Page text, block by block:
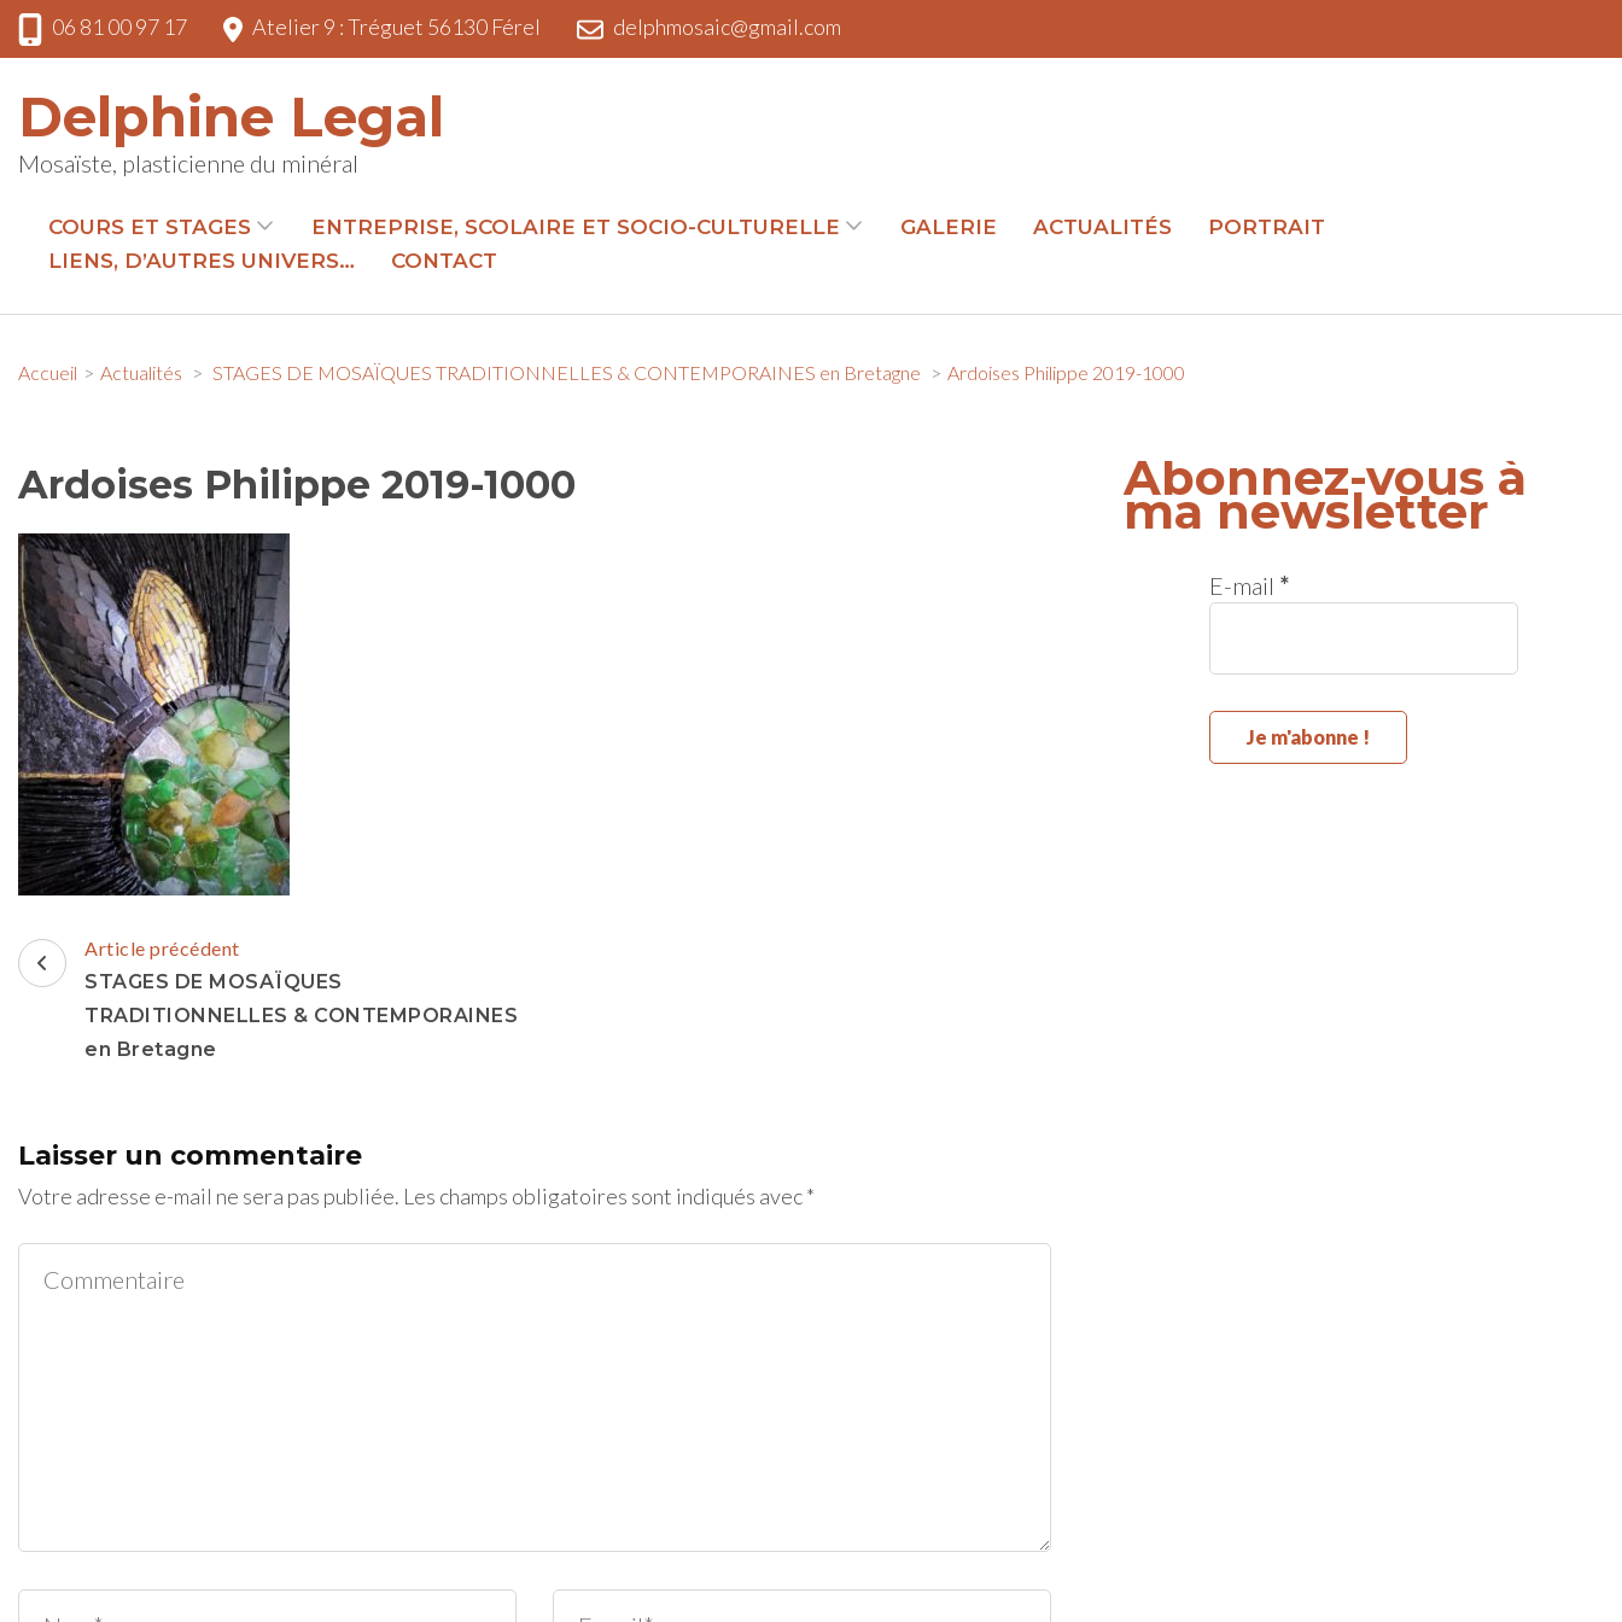
Aller
au
(Pressez
Entrée)
06 81 00 97 17 Atelier 9 : Tréguet 56130 Férel delphmosaic@gmail.com
Delphine Legal
Mosaïste, plasticienne du minéral
COURS ET STAGES ENTREPRISE, SCOLAIRE ET SOCIO-CULTURELLE GALERIE ACTUALITÉS
PORTRAIT
LIENS, D’AUTRES UNIVERS…
CONTACT
Accueil > Actualités > STAGES DE MOSAÏQUES TRADITIONNELLES & CONTEMPORAINES en Bretagne > Ardoises Philippe 2019-1000
Ardoises Philippe 2019-1000
Navigation
d'article
Article précédent
STAGES DE MOSAÏQUES
TRADITIONNELLES & CONTEMPORAINES
en Bretagne
Laisser un commentaire
Votre adresse e-mail ne sera pas publiée. Les champs obligatoires sont indiqués avec*
Abonnez-vous à
ma newsletter
E-mail *